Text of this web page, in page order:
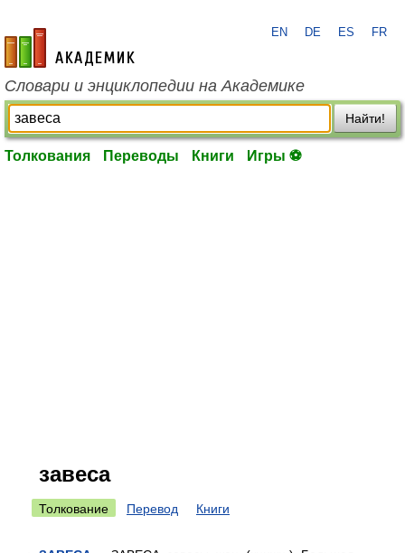
academic.ru
EN DE ES FR
Словари и энциклопедии на Академике
Найти!
Толкования Переводы Книги Игры ⚽
завеса
Толкование Перевод Книги